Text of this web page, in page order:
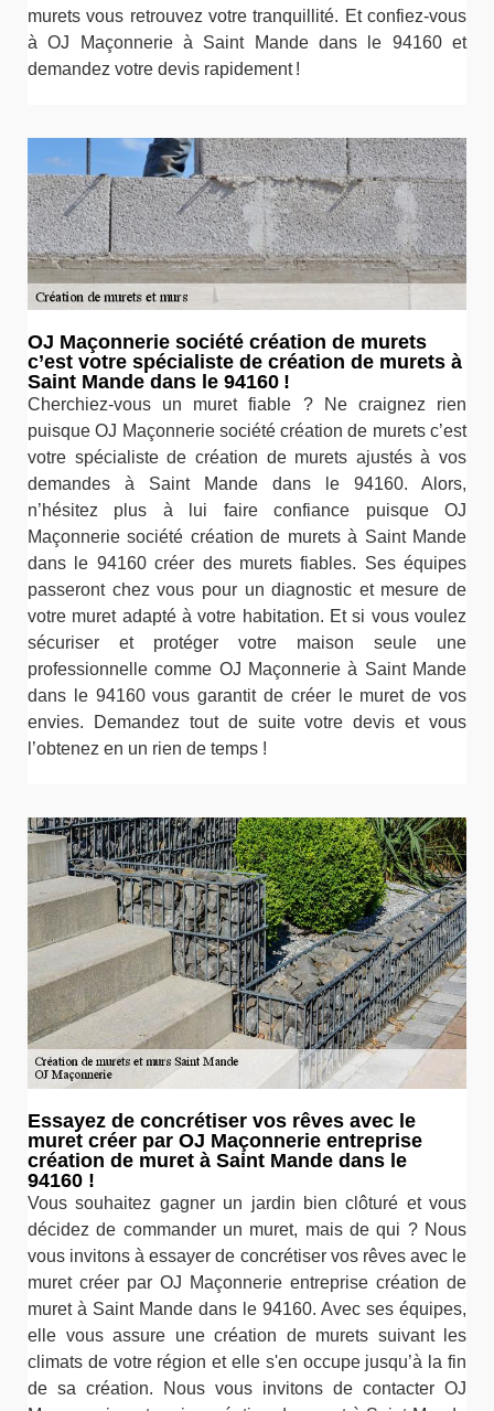
murets vous retrouvez votre tranquillité. Et confiez-vous
à OJ Maçonnerie à Saint Mande dans le 94160 et
demandez votre devis rapidement !
OJ Maçonnerie société création de murets
c’est votre spécialiste de création de murets à
Saint Mande dans le 94160 !
Cherchiez-vous un muret fiable ? Ne craignez rien
puisque OJ Maçonnerie société création de murets c’est
votre spécialiste de création de murets ajustés à vos
demandes à Saint Mande dans le 94160. Alors,
n’hésitez plus à lui faire confiance puisque OJ
Maçonnerie société création de murets à Saint Mande
dans le 94160 créer des murets fiables. Ses équipes
passeront chez vous pour un diagnostic et mesure de
votre muret adapté à votre habitation. Et si vous voulez
sécuriser et protéger votre maison seule une
professionnelle comme OJ Maçonnerie à Saint Mande
dans le 94160 vous garantit de créer le muret de vos
envies. Demandez tout de suite votre devis et vous
l’obtenez en un rien de temps !
Essayez de concrétiser vos rêves avec le
muret créer par OJ Maçonnerie entreprise
création de muret à Saint Mande dans le
94160 !
Vous souhaitez gagner un jardin bien clôturé et vous
décidez de commander un muret, mais de qui ? Nous
vous invitons à essayer de concrétiser vos rêves avec le
muret créer par OJ Maçonnerie entreprise création de
muret à Saint Mande dans le 94160. Avec ses équipes,
elle vous assure une création de murets suivant les
climats de votre région et elle s'en occupe jusqu’à la fin
de sa création. Nous vous invitons de contacter OJ